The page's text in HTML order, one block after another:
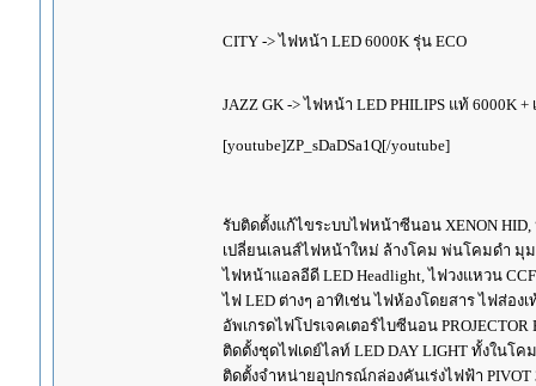
CITY -> ไฟหน้า LED 6000K รุ่น ECO
JAZZ GK -> ไฟหน้า LED PHILIPS แท้ 6000K +
[youtube]ZP_sDaDSa1Q[/youtube]
รับติดตั้งแก้ไขระบบไฟหน้าซีนอน XENON
เปลี่ยนเลนส์ไฟหน้าใหม่ ล้างโคม พ่นโคมดำ มุ
ไฟหน้าแอลอีดี LED Headlight, ไฟวงแหวน
ไฟ LED ต่างๆ อาทิเช่น ไฟห้องโดยสาร ไฟส่อ
อัพเกรดไฟโปรเจคเตอร์ไบซีนอน
ติดตั้งชุดไฟเดย์ไลท์ LED DAY LIGHT ทั้งในโ
ติดตั้งจำหน่ายอุปกรณ์กล่องคันเร่งไฟฟ้า PIVOT